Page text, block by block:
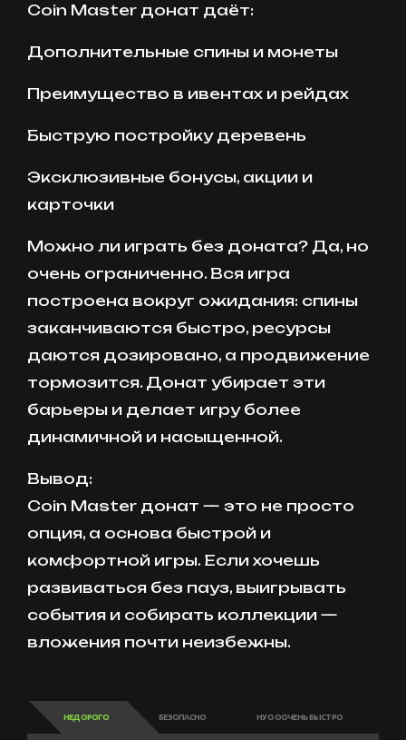
Coin Master донат даёт:
Дополнительные спины и монеты
Преимущество в ивентах и рейдах
Быструю постройку деревень
Эксклюзивные бонусы, акции и
карточки
Можно ли играть без доната? Да, но
очень ограниченно. Вся игра
построена вокруг ожидания: спины
заканчиваются быстро, ресурсы
даются дозировано, а продвижение
тормозится. Донат убирает эти
барьеры и делает игру более
динамичной и насыщенной.
Вывод:
Coin Master донат — это не просто
опция, а основа быстрой и
комфортной игры. Если хочешь
развиваться без пауз, выигрывать
события и собирать коллекции —
вложения почти неизбежны.
НЕДОРОГО БЕЗОПАСНО НУ ОООЧЕНЬ БЫСТРО